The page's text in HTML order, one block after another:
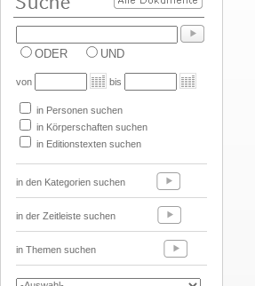
ODER UND
von bis
in Personen suchen
in Körperschaften suchen
in Editionstexten suchen
in den Kategorien suchen
in der Zeitleiste suchen
in Themen suchen